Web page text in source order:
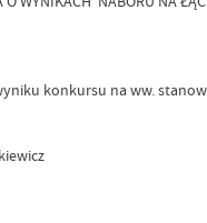
konkursu na ww.